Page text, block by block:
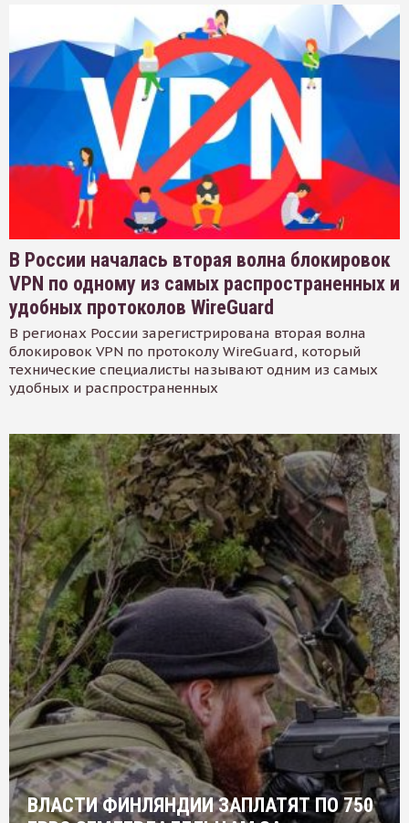
В России началась вторая волна блокировок
VPN по одному из самых распространенных и
удобных протоколов WireGuard
В регионах России зарегистрирована вторая волна
блокировок VPN по протоколу WireGuard, который
технические специалисты называют одним из самых
удобных и распространенных
ВЛАСТИ ФИНЛЯНДИИ ЗАПЛАТЯТ ПО 750